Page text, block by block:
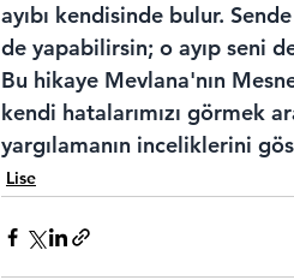
ayıbı kendisinde bulur.
de yapabilirsin; o ayıp seni
Bu hikaye Mevlana'nın
kendi hatalarımızı görmek
yargılamanın inceliklerini
Lise